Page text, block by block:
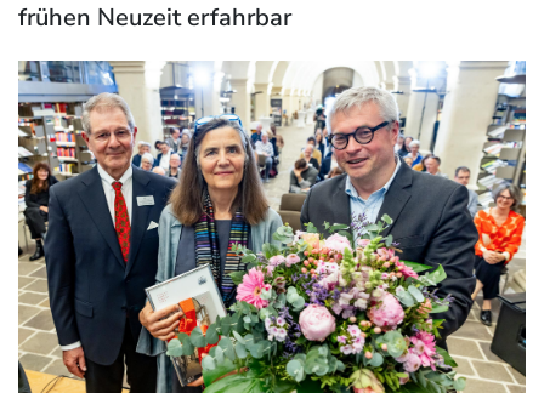
frühen Neuzeit erfahrbar